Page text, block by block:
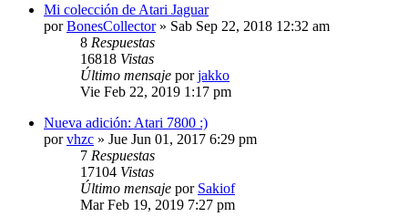
Mi colección de Atari Jaguar
porBonesCollector» Sab Sep 22, 2018 12:32 am
8 Respuestas
16818 Vistas
Último mensaje porjakko
Vie Feb 22, 2019 1:17 pm
Nueva adición: Atari 7800 :)
porvhzc » Jue Jun 01, 2017 6:29 pm
7 Respuestas
17104 Vistas
Último mensaje por Sakiof
Mar Feb 19, 2019 7:27 pm